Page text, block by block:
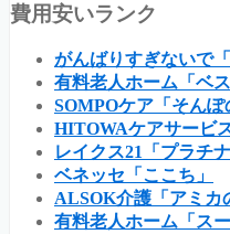
費用安いランク
がんばりすぎないで
有料老人ホーム「ベス
SOMPOケア「そんぽ
HITOWAケアサービ
レイクス21「プラチ
ベネッセ「ここち」
ALSOK介護「アミカ
有料老人ホーム「ス